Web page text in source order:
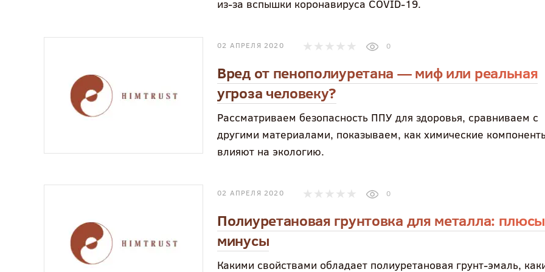
из-за вспышки коронавируса COVID-19.
02 АПРЕЛЯ 2020 0
Вред от пенополиуретана — миф или реальная
угроза человеку?
Рассматриваем безопасность ППУ для здоровья, сравниваем с
другими материалами, показываем, как химические
влияют на экологию.
02 АПРЕЛЯ 2020 0
Полиуретановая грунтовка для металла:
минусы
Какими свойствами обладает полиуретановая грунт-эмаль,